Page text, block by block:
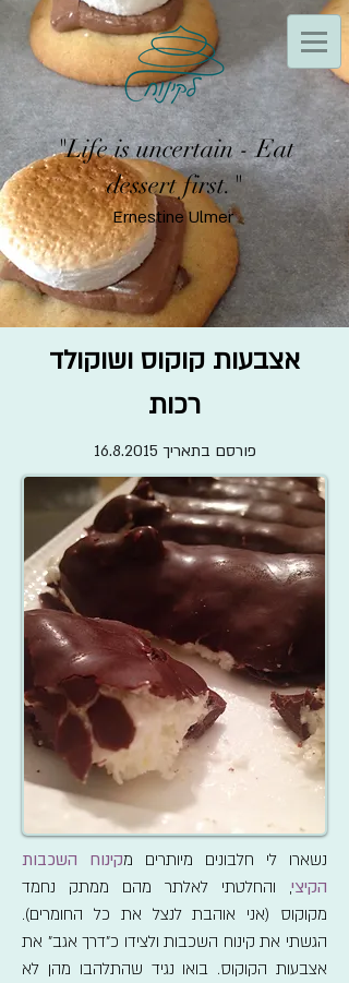
"Life is uncertain - Eat
dessert first."
Ernestine Ulmer
אצבעות קוקוס ושוקולד
רכות
פורסם בתאריך 16.8.2015
נשארו לי חלבונים מיותרים מקינוח השכבות
הקיצי, והחלטתי לאלתר מהם ממתק נחמד
מקוקוס (אני אוהבת לנצל את כל החומרים).
הגשתי את קינוח השכבות ולצידו כ"דרך אגב" את
אצבעות הקוקוס. בואו נגיד שהתלהבו מהן לא